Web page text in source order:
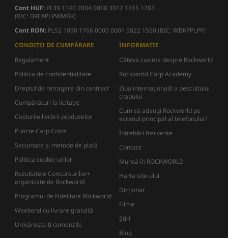
Cont HUF: PL39 1140 2004 0000 3012 1316 1783
(BIC: BREXPLPWMBK)
Cont RON: PL52 1090 1766 0000 0001 5822 1550 (BIC: WBKPPLPP)
CONDIȚII DE CUMPĂRARE
Regulament
Politica de confidențialitate
Dreptul de retragere din contract
Cumpărături la licitație
Costurile livrării produselor
Puncte Carp Coins
Securitate și metode de plată
Politica cookie-urilor
Rezultatele Concursurilor+
organizate de Rockworld
Programul de Fidelitate Rockworld
Weekend cu livrare gratuită
Urmărește-ți comenzile
INFORMAȚIE
Câteva cuvinte despre Rockworld
Rockworld Carp Academy
Ziua internațională a pescuitului
crapului
Cum să adaugi Rockworld pe
ecranul principal al telefonului?
Întrebări frecvente
Contact
Muncă în ROCKWORLD
Harta site-ului
Dicţionar
Filme
Știri
Blog